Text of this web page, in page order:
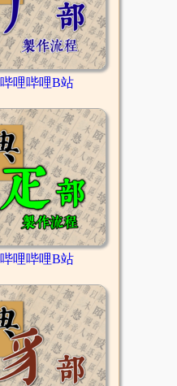
哔哩哔哩B站
哔哩哔哩B站